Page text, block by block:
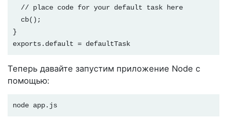
  // place code for your default task here
  cb();
}
exports.default = defaultTask
Теперь давайте запустим приложение Node с
помощью:
node app.js